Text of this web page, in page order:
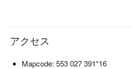
アクセス
Mapcode: 553 027 391*16